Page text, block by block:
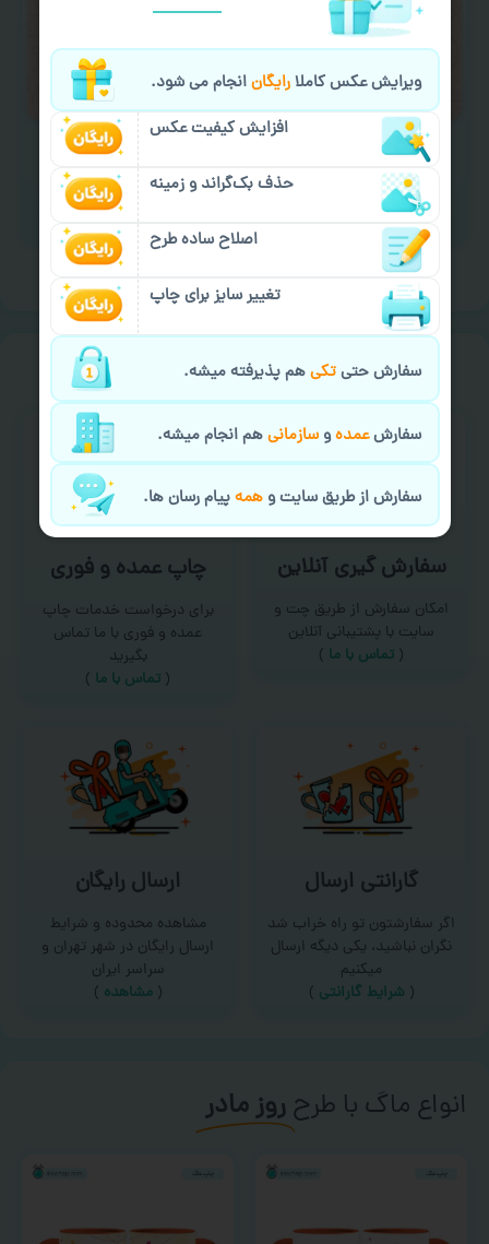
لازم را انجام دهید.
ایمیل جهت ثبت یا پیگیری سفارش:
aks4chap.com@gmail.com
خیالت راحت ازسفارش گیری
سفارش گیری آنلاین
امکان سفارش از طریق چت و
سایت با پشتیبانی آنلاین
( تماس با ما‌ )
چاپ عمده و فوری
برای درخواست خدمات چاپ
عمده و فوری با ما تماس
بگیرید
( تماس با ما )
گارانتی ارسال
اگر سفارشتون تو راه خراب شد
نگران نباشید، یکی دیگه ارسال
میکنیم
( شرایط گارانتی )
ارسال رایگان
مشاهده محدوده و شرایط
ارسال رایگان در شهر تهران و
سراسر ایران
(مشاهده )
انواع ماگ با طرحروز مادر
ویرایش عکس کاملارایگانانجام می شود.
افزایش کیفیت عکس
حذف بک‌گراند و زمینه
اصلاح ساده طرح
تغییر سایز برای چاپ
سفارش حتیتکیهم پذیرفته میشه.
سفارشعمدهوسازمانیهم انجام میشه.
سفارش از طریق سایت وهمهپیام رسان ها.